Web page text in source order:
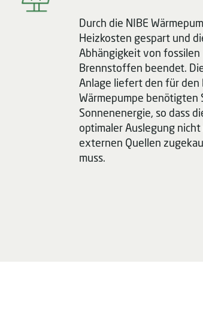
Durch die NIBE
Heizkosten gespart und
Abhängigkeit von fossilen
Brennstoffen beendet.
Anlage liefert den für den
Wärmepumpe benötigten
Sonnenenergie, so dass
optimaler Auslegung
externen Quellen
muss.